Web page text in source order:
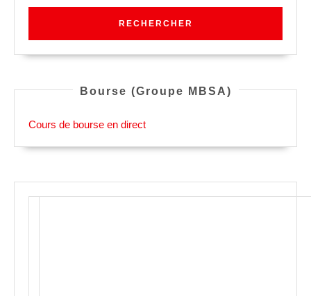
Bourse (Groupe MBSA)
Cours de bourse en direct